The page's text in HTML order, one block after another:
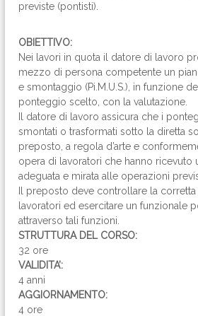
previste (pontisti).
OBIETTIVO:
Nei lavori in quota il datore di lavoro
mezzo di persona competente un
e smontaggio (Pi.M.U.S.), in funzione
ponteggio scelto, con la valutazione.
Il datore di lavoro assicura che i
smontati o trasformati sotto la diretta
preposto, a regola d’arte e
opera di lavoratori che hanno ricevuto
adeguata e mirata alle operazioni
Il preposto deve controllare la
lavoratori ed esercitare un funzionale
attraverso tali funzioni.
STRUTTURA DEL CORSO:
32 ore
VALIDITA’:
4 anni
AGGIORNAMENTO:
4 ore